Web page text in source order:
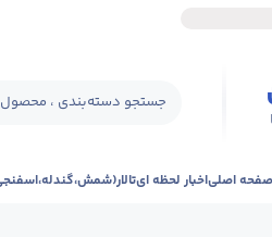
جستجو دسته‌بندی ،
صفحه اصلیاخبار لحظه ای